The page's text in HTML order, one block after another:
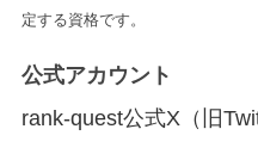
定する資格です。
公式アカウント
rank-quest公式X（旧